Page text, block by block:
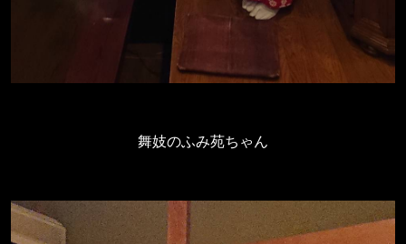
舞妓のふみ苑ちゃん